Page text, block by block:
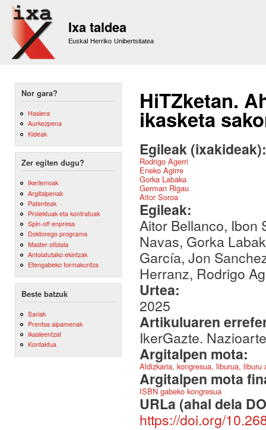
Ixa taldea
Euskal Herriko Unibertsitatea
Nor gara?
Hasiera
Aurkezpena
Kideak
Zer egiten dugu?
Ikerlerroak
Argitalpenak
Patenteak
Proiektuak eta kontratuak
Spin-off enpresa
Doktorego programa
Master ofiziala
Antolatutako ekintzak
Etengabeko formakuntza
Beste batzuk
Sariak
Prentsa aipamenak
Ikasleentzat
Kontaktua
HiTZketan.
ikasketa
Egileak
Rodrigo Agerri
Eneko Agirre
Gorka Labaka
German Rigau
Aitor Soroa
Egileak:
Aitor Bellanco, Ibon
Navas, Gorka
García, Jon
Herranz, Rodrigo
Urtea:
2025
Artikuluaren
IkerGazte.
Argitalpen mota:
Aldizkaria, kongresua, liburua,
Argitalpen mota
ISBN gabeko kongresua
URLa (ahal dela
https://doi.org/